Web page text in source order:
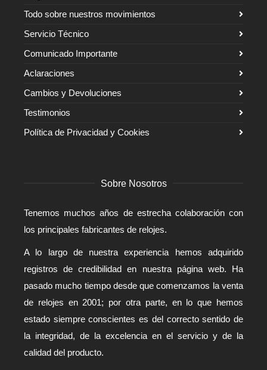
Todo sobre nuestros movimientos
Servicio Técnico
Comunicado Importante
Aclaraciones
Cambios y Devoluciones
Testimonios
Política de Privacidad y Cookies
Sobre Nosotros
Tenemos muchos años de estrecha colaboración con
los principales fabricantes de relojes.
A lo largo de nuestra experiencia hemos adquirido
registros de credibilidad en nuestra página web. Ha
pasado mucho tiempo desde que comenzamos la venta
de relojes en 2001; por otra parte, en lo que hemos
estado siempre conscientes es del correcto sentido de
la integridad, de la excelencia en el servicio y de la
calidad del producto.